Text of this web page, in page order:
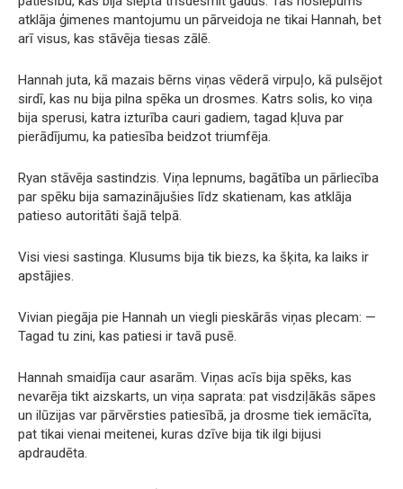
atklāja ģimenes mantojumu un pārveidoja ne tikai Hannah, bet
arī visus, kas stāvēja tiesas zālē.
Hannah juta, kā mazais bērns viņas vēderā virpuļo, kā pulsējot
sirdī, kas nu bija pilna spēka un drosmes. Katrs solis, ko viņa
bija sperusi, katra izturība cauri gadiem, tagad kļuva par
pierādījumu, ka patiesība beidzot triumfēja.
Ryan stāvēja sastindzis. Viņa lepnums, bagātība un pārliecība
par spēku bija samazinājušies līdz skatienam, kas atklāja
patieso autoritāti šajā telpā.
Visi viesi sastinga. Klusums bija tik biezs, ka šķita, ka laiks ir
apstājies.
Vivian piegāja pie Hannah un viegli pieskārās viņas plecam: —
Tagad tu zini, kas patiesi ir tavā pusē.
Hannah smaidīja caur asarām. Viņas acīs bija spēks, kas
nevarēja tikt aizskarts, un viņa saprata: pat visdziļākās sāpes
un ilūzijas var pārvērsties patiesībā, ja drosme tiek iemācīta,
pat tikai vienai meitenei, kuras dzīve bija tik ilgi bijusi
apdraudēta.